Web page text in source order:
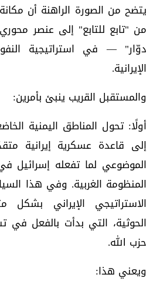
‏يتضح من الصورة الراهنة أن
من "تابع للتابع" إلى عنصر
دوّار" — في استراتيجية
الإيرانية.
‏والمستقبل القريب ينبئ بأمرين:
‏أولًا: تحول المناطق اليمنية
إلى قاعدة عسكرية إيرانية
الموضوعي لما تفعله إسرائيل
المنظومة الغربية. وفي هذا
الاستراتيجي الإيراني بشكل
الحوثية، التي بدأت بالفعل في
حزب الله.
‏ويعني هذا: